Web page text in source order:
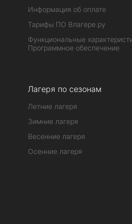
Информация об оплате
Тарифы ПО Влагере.ру
Функциональные
Программное обеспечение
Лагеря по сезонам
Летние лагеря
Зимние лагеря
Весенние лагеря
Осенние лагеря